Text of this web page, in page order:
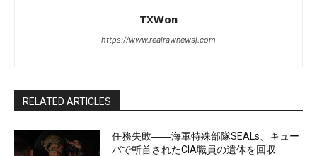
TXWon
https://www.realrawnewsj.com
RELATED ARTICLES
任務失敗――海軍特殊部隊SEALs、キュー
バで斬首されたCIA職員の遺体を回収